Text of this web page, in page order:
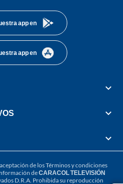
app en
app en
de losTérminos y condiciones
deCARACOL TELEVISIÓN
D.R.A. Prohibida su reproducción